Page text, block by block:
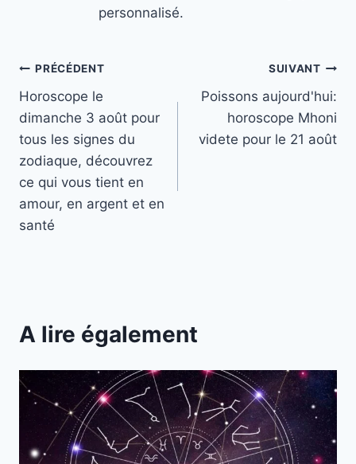
personnalisé.
Navigation
de
l’article
PRÉCÉDENT
Horoscope le
dimanche 3 août pour
tous les signes du
zodiaque, découvrez
ce qui vous tient en
amour, en argent et en
santé
SUIVANT
Poissons aujourd'hui:
horoscope Mhoni
videte pour le 21 août
A lire également